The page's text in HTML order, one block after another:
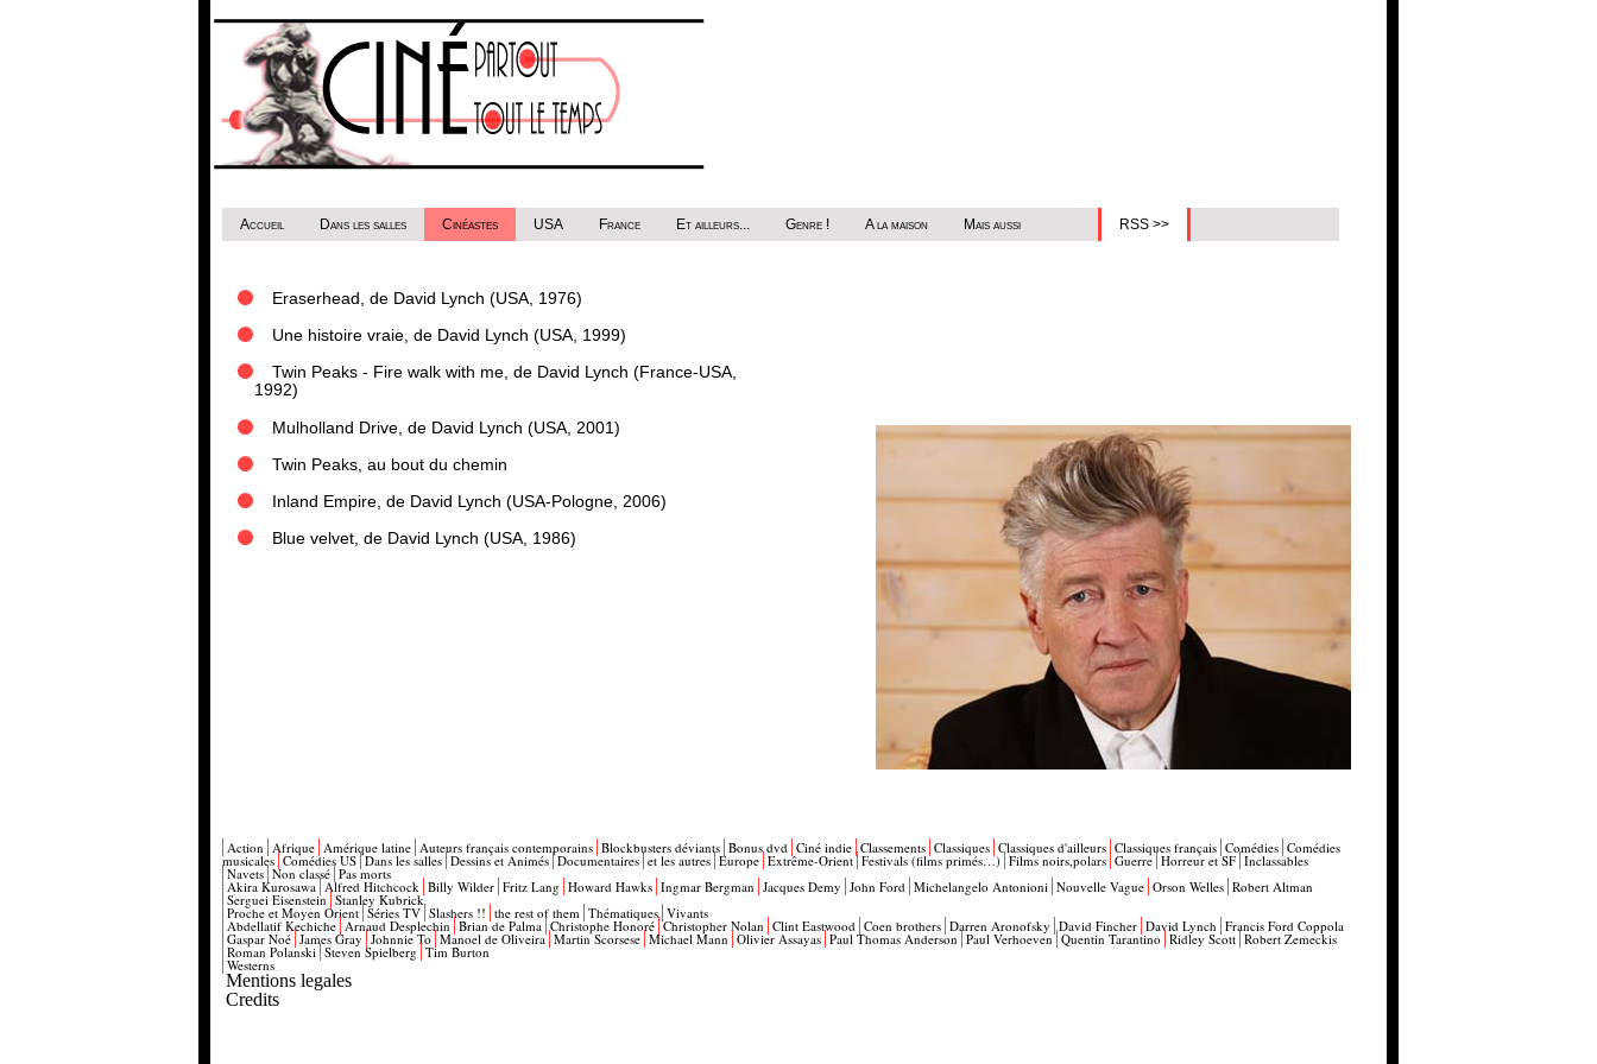
Accueil Dans les salles Cinéastes USA France Et ailleurs... Genre ! A la maison Mais aussi RSS >>
Eraserhead, de David Lynch (USA, 1976)
Une histoire vraie, de David Lynch (USA, 1999)
Twin Peaks - Fire walk with me, de David Lynch (France-USA,
1992)
Mulholland Drive, de David Lynch (USA, 2001)
Twin Peaks, au bout du chemin
Inland Empire, de David Lynch (USA-Pologne, 2006)
Blue velvet, de David Lynch (USA, 1986)
Action Afrique Amérique latine Auteurs français contemporains Blockbusters déviants Bonus dvd Ciné indie Classements Classiques Classiques d'ailleurs Classiques français Comédies Comédies
musicales Comédies US Dans les salles Dessins et Animés Documentaires et les autres Europe Extrême-Orient Festivals (films primés…) Films noirs,polars Guerre Horreur et SF Inclassables
Navets Non classé Pas morts
Akira Kurosawa Alfred Hitchcock Billy Wilder Fritz Lang Howard Hawks Ingmar Bergman Jacques Demy John Ford Michelangelo Antonioni Nouvelle Vague Orson Welles Robert Altman
Serguei Eisenstein Stanley Kubrick
Proche et Moyen Orient Séries TV Slashers !! the rest of them Thématiques Vivants
Abdellatif Kechiche Arnaud Desplechin Brian de Palma Christophe Honoré Christopher Nolan Clint Eastwood Coen brothers Darren Aronofsky David Fincher David Lynch Francis Ford Coppola
Gaspar Noé James Gray Johnnie To Manoel de Oliveira Martin Scorsese Michael Mann Olivier Assayas Paul Thomas Anderson Paul Verhoeven Quentin Tarantino Ridley Scott Robert Zemeckis
Roman Polanski Steven Spielberg Tim Burton
Westerns
Mentions legales
Credits